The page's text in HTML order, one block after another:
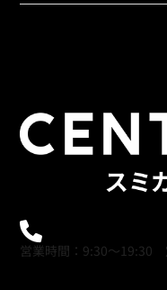
営業時間：9:30～19:30